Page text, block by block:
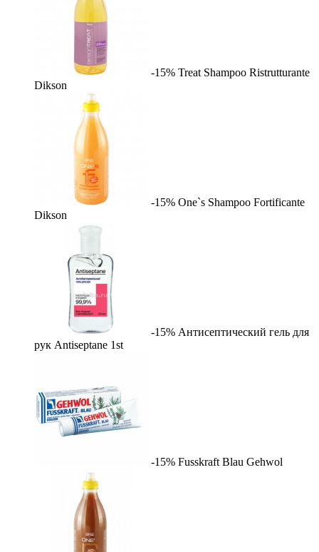
-15% Treat Shampoo Ristrutturante
Dikson
-15% One`s Shampoo Fortificante
Dikson
-15% Антисептический гель для
рук Antiseptane 1st
-15% Fusskraft Blau Gehwol